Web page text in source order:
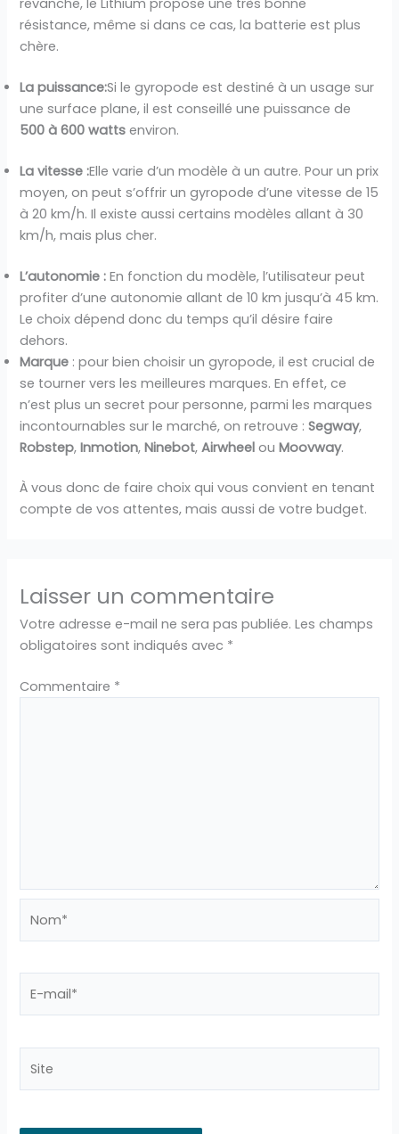
résistance, même si dans ce cas, la batterie est plus
chère.
La puissance:Si le gyropode est destiné à un usage sur
une surface plane, il est conseillé une puissance de
500 à 600 watts environ.
La vitesse :Elle varie d’un modèle à un autre. Pour un prix
moyen, on peut s’offrir un gyropode d’une vitesse de 15
à 20 km/h. Il existe aussi certains modèles allant à 30
km/h, mais plus cher.
L’autonomie :En fonction du modèle, l’utilisateur peut
profiter d’une autonomie allant de 10 km jusqu’à 45 km.
Le choix dépend donc du temps qu’il désire faire
dehors.
Marque : pour bien choisir un gyropode, il est crucial de
se tourner vers les meilleures marques. En effet, ce
n’est plus un secret pour personne, parmi les marques
incontournables sur le marché, on retrouve :Segway,
Robstep,Inmotion,Ninebot,AirwheelouMoovway.
À vous donc de faire choix qui vous convient en tenant
compte de vos attentes, mais aussi de votre budget.
Laisser un commentaire
Votre adresse e-mail ne sera pas publiée. Les champs
obligatoires sont indiqués avec *
Commentaire *
mail*